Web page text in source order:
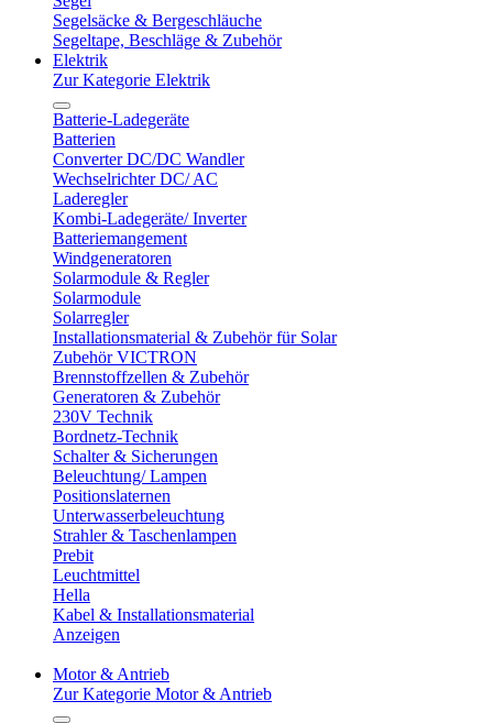
Segelsäcke & Bergeschläuche
Segeltape, Beschläge & Zubehör
Elektrik
Zur Kategorie Elektrik
Batterie-Ladegeräte
Batterien
Converter DC/DC Wandler
Wechselrichter DC/ AC
Laderegler
Kombi-Ladegeräte/ Inverter
Batteriemangement
Windgeneratoren
Solarmodule & Regler
Solarmodule
Solarregler
Installationsmaterial & Zubehör für Solar
Zubehör VICTRON
Brennstoffzellen & Zubehör
Generatoren & Zubehör
230V Technik
Bordnetz-Technik
Schalter & Sicherungen
Beleuchtung/ Lampen
Positionslaternen
Unterwasserbeleuchtung
Strahler & Taschenlampen
Prebit
Leuchtmittel
Hella
Kabel & Installationsmaterial
Anzeigen
Motor & Antrieb
Zur Kategorie Motor & Antrieb